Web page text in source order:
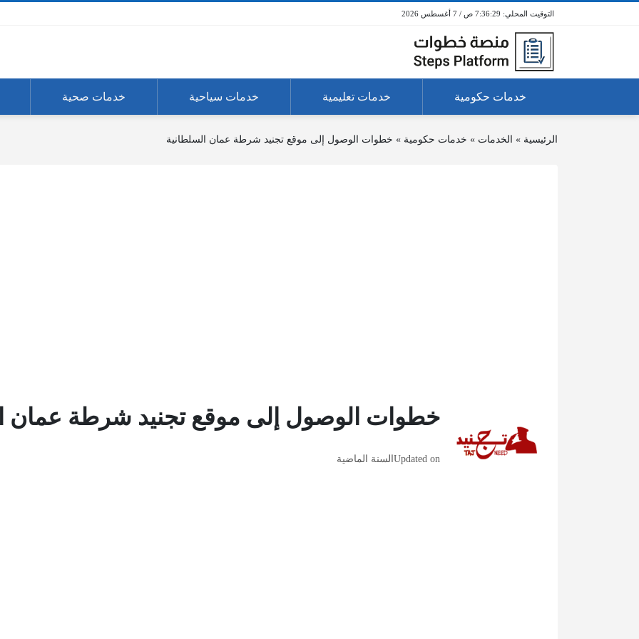
7:36:29 ص / 7 أغسطس 2026
خدمات حكومية خدمات تعليمية خدمات سياحية خدمات صحية
الرئيسية » الخدمات » خدمات حكومية » خطوات الوصول إلى موقع تجنيد شرطة عمان السلطانية
خطوات الوصول إلى موقع تجنيد شرطة عمان
Updated onالسنة الماضية